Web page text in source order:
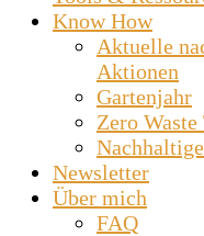
Know How
Aktuelle
Aktionen
Gartenjahr
Zero Waste
Newsletter
Über mich
FAQ